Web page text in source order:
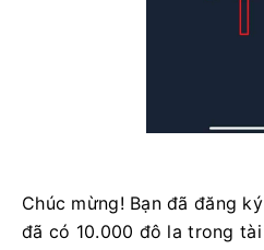
Chúc mừng! Bạn đã đăng
đã có 10.000 đô la trong